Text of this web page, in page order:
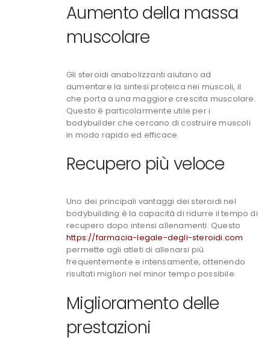
Aumento della massa
muscolare
Gli steroidi anabolizzanti aiutano ad
aumentare la sintesi proteica nei muscoli, il
che porta a una maggiore crescita muscolare.
Questo è particolarmente utile per i
bodybuilder che cercano di costruire muscoli
in modo rapido ed efficace.
Recupero più veloce
Uno dei principali vantaggi dei steroidi nel
bodybuilding è la capacità di ridurre il tempo di
recupero dopo intensi allenamenti. Questo
https://farmacia-legale-degli-steroidi.com
permette agli atleti di allenarsi più
frequentemente e intensamente, ottenendo
risultati migliori nel minor tempo possibile.
Miglioramento delle
prestazioni